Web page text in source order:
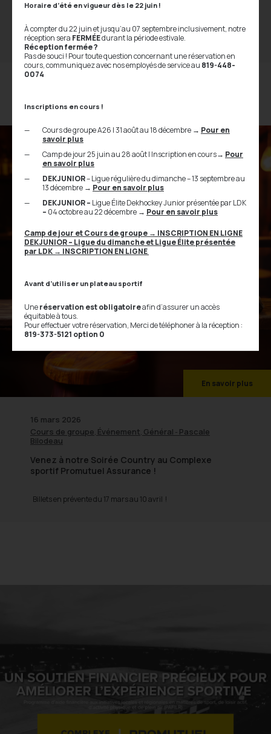
restrictions temporaires vont affecter l’accès au Complexe sportif
Promutuel Assurance. AVIS DE FERMETURE – CRITÉRIUM
Événement Fermeture de rue | Critérium 14 juin 2026 DATE
: Dimanche 14 […]
En savoir plus
16 mars 2026
Cours de groupe, Événement, Général - Pascale
Bilodeau
Venez à notre Soirée Country au Complexe
sportif Promutuel Assurance !
Billets en prévente du 17 mars au 10 avril !
Horaire d’été en vigueur dès le 22 juin !
À compter du 22 juin et jusqu’au 07 septembre inclusivement, notre
réception sera FERMÉEdurant la période estivale.
Réception fermée ?
Pas de souci ! Pour toute question concernant une réservation en
cours, communiquez avec nos employés de service au 819-448-
0074
Inscriptions en cours !
Cours de groupe A26 | 31 août au 18 décembre → Pour en
savoir plus
Camp de jour 25 juin au 28 août | Inscription en cours→ Pour
en savoir plus
DEKJUNIOR– Ligue régulière du dimanche – 13 septembre au
13 décembre → Pour en savoir plus
DEKJUNIOR – Ligue Élite Dekhockey Junior présentée par LDK
– 04 octobre au 22 décembre → Pour en savoir plus
Camp de jour et Cours de groupe → INSCRIPTION EN LIGNE
DEKJUNIOR – Ligue du dimanche et Ligue Élite présentée
par LDK → INSCRIPTION EN LIGNE
Avant d’utiliser un plateau sportif
Uneréservation est obligatoireafin d’assurer un accès
équitable à tous.
Pour effectuer votre réservation, Merci de téléphoner à la réception :
819-373-5121 option 0